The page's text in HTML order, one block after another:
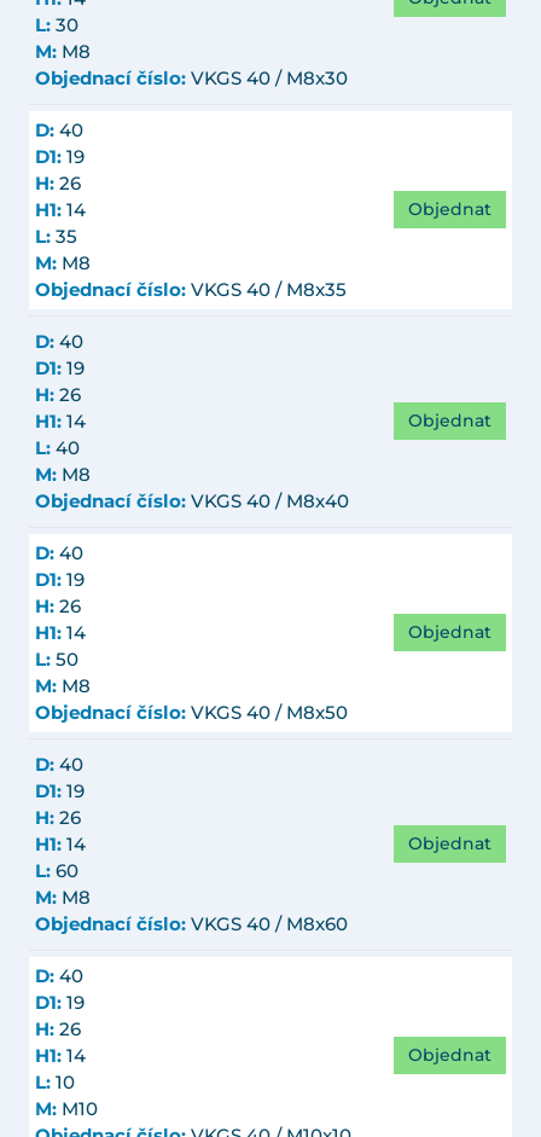
L: 30
M: M8
Objednací číslo: VKGS 40 / M8x30
D: 40
D1: 19
H: 26
H1: 14
L: 35
M: M8
Objednací číslo: VKGS 40 / M8x35
Objednat
D: 40
D1: 19
H: 26
H1: 14
L: 40
M: M8
Objednací číslo: VKGS 40 / M8x40
Objednat
D: 40
D1: 19
H: 26
H1: 14
L: 50
M: M8
Objednací číslo: VKGS 40 / M8x50
Objednat
D: 40
D1: 19
H: 26
H1: 14
L: 60
M: M8
Objednací číslo: VKGS 40 / M8x60
Objednat
D: 40
D1: 19
H: 26
H1: 14
L: 10
M: M10
Objednat